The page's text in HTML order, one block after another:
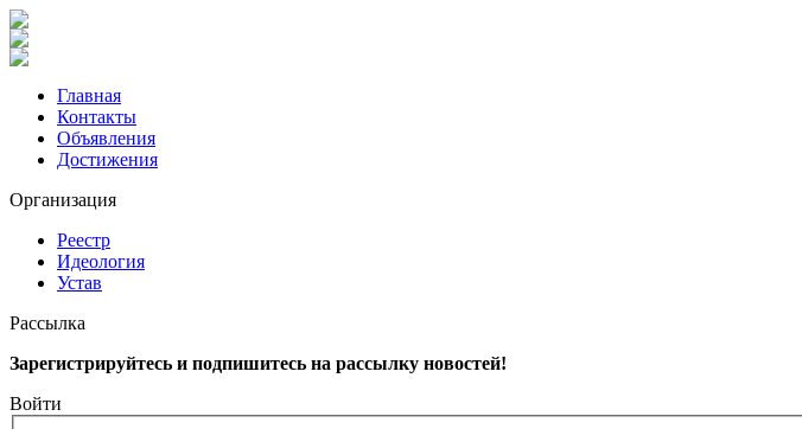
Главная
Контакты
Объявления
Достижения
Организация
Реестр
Идеология
Устав
Рассылка
Зарегистрируйтесь и подпишитесь на рассылку новостей!
Войти